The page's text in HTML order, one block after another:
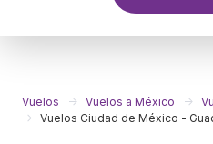
Vuelos Vuelos a México
Vuelos Ciudad de México -